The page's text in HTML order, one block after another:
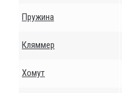
Пружина
Кляммер
Хомут